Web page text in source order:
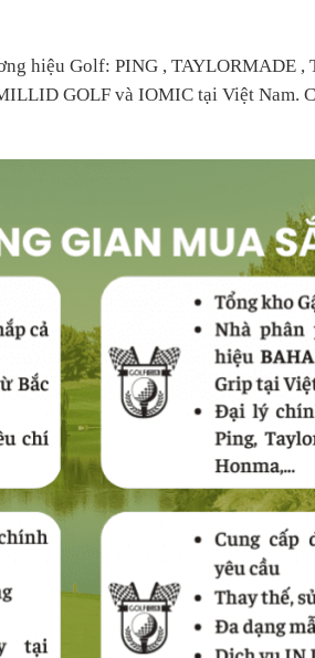
hiệu Golf: PING , TAYLORMADE
GOLF và IOMIC tại Việt Nam.